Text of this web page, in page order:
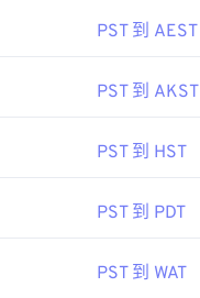
PST 到 AEST
PST 到 AKST
PST 到 HST
PST 到 PDT
PST 到 WAT